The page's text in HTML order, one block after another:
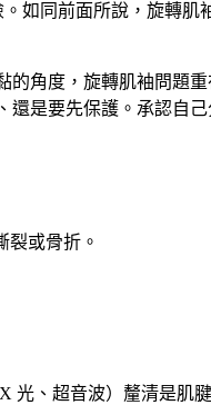
如同前面所說，旋轉
角度，旋轉肌袖問
是要先保護。承認自
裂或骨折。
、超音波）釐清是肌